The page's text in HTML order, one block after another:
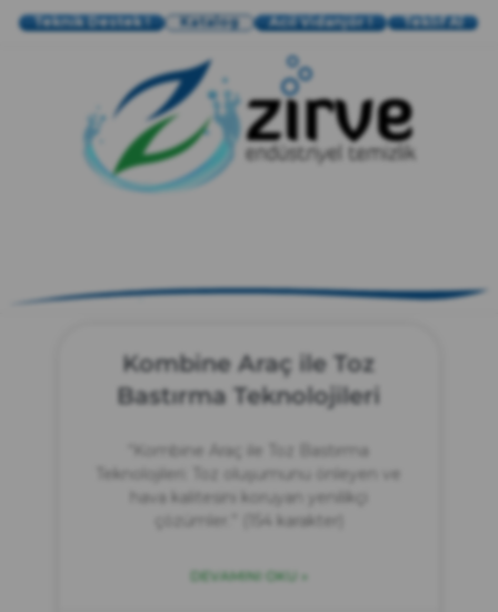
Teknik Destek ! Katalog Acil Vidanjör ! Teklif Al
Kombine Araç ile Toz
Bastırma Teknolojileri
“Kombine Araç ile Toz Bastırma
Teknolojileri: Toz oluşumunu önleyen ve
hava kalitesini koruyan yenilikçi
çözümler.” (154 karakter)
DEVAMINI OKU »